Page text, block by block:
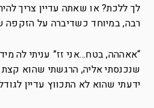
לך ללכת? או שאתה עדיין צריך
רבה, במיוחד כשדיברה על הזקפה
“אאההה, בטח…אני זז” עניתי לה
שנכנסתי אליה, הרגשתי שהוא
ידעתי שהוא לא התכווץ עדיין